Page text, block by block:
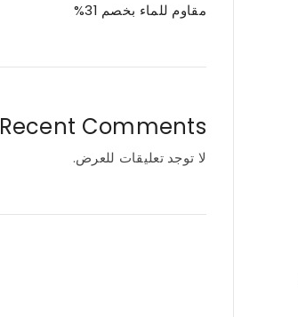
مقاوم للماء بخصم 31%
Recent Comments
لا توجد تعليقات للعرض.